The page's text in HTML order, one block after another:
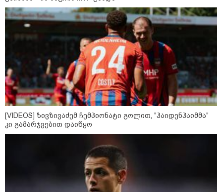
როგორ ჩავიცვათ 40 წლის
შემდეგ: მილიონერების
სტილისტის 8 ოქროს წესი და
აუცილებელი სამოსი
მსოფლიო
[VIDEOS] ზივზივაძემ ჩემპიონატი გოლით, "ჰაიდენჰაიმმა"
კი გამარჯვებით დაიწყო